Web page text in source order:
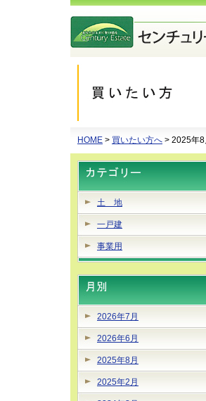
HOME > 買いたい方へ > 2025年8
土 地
一戸建
事業用
2026年7月
2026年6月
2025年8月
2025年2月